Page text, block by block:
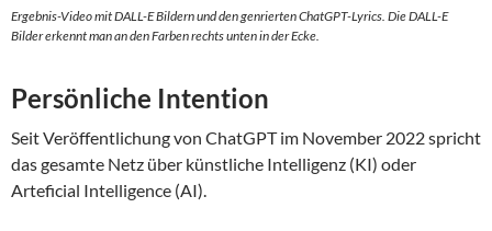
Ergebnis-Video mit DALL-E Bildern und den genrierten ChatGPT-Lyrics. Die DALL-E
Bilder erkennt man an den Farben rechts unten in der Ecke.
Persönliche Intention
Seit Veröffentlichung von ChatGPT im November 2022 spricht
das gesamte Netz über künstliche Intelligenz (KI) oder
Arteficial Intelligence (AI).